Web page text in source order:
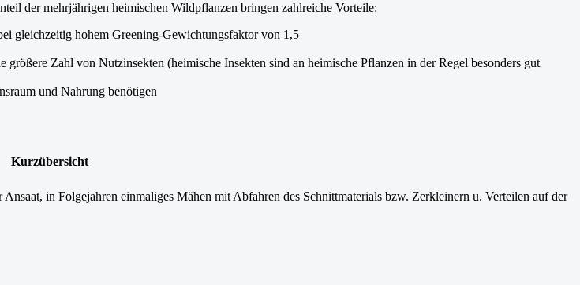
der mehrjährigen heimischen Wildpflanzen bringen zahlreiche Vorteile:
gleichzeitig hohem Greening-Gewichtungsfaktor von 1,5
Zahl von Nutzinsekten (heimische Insekten sind an heimische Pflanzen in der Regel besonders gut
und Nahrung benötigen
Kurzübersicht
in Folgejahren einmaliges Mähen mit Abfahren des Schnittmaterials bzw. Zerkleinern u. Verteilen auf der